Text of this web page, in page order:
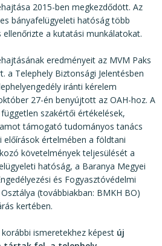
2015-ben megkezdődött. Az
bányafelügyeleti hatóság több
a kutatási munkálatokat.
eredményeit az MVM Paks
a Telephely Biztonsági Jelentésben
iránti kérelem
27-én benyújtott az OAH-hoz. A
szakértői értékelések,
támogató tudományos tanács
előírások értelmében a földtani
követelmények teljesülését a
hatóság, a Baranya Megyei
és Fogyasztóvédelmi
(továbbiakban: BMKH BO)
kertében.
ismeretekhez képest új